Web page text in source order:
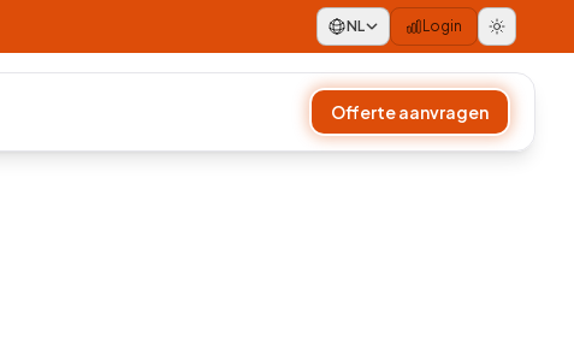
NL Login
Offerte aanvragen